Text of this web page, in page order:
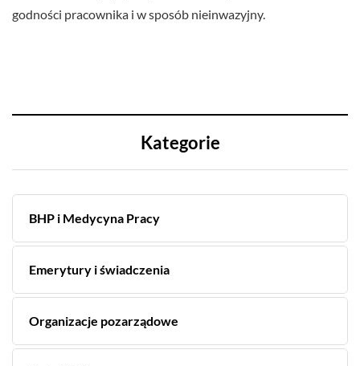
godności pracownika i w sposób nieinwazyjny.
Kategorie
BHP i Medycyna Pracy
Emerytury i świadczenia
Organizacje pozarządowe